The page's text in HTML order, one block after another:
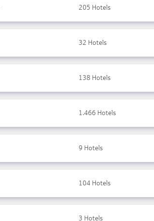
205 Hotels
32 Hotels
138 Hotels
1.466 Hotels
9 Hotels
104 Hotels
3 Hotels